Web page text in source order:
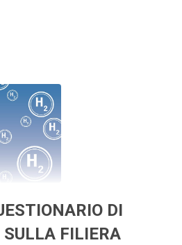
DI
SULLA FILIERA